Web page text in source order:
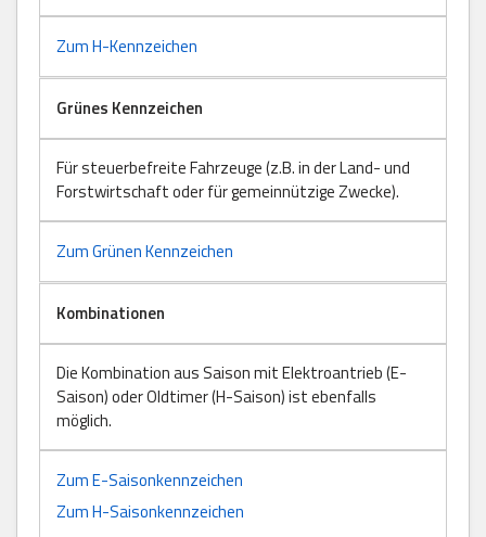
Zum H-Kennzeichen
Grünes Kennzeichen
Für steuerbefreite Fahrzeuge (z.B. in der Land- und
Forstwirtschaft oder für gemeinnützige Zwecke).
Zum Grünen Kennzeichen
Kombinationen
Die Kombination aus Saison mit Elektroantrieb (E-
Saison) oder Oldtimer (H-Saison) ist ebenfalls
möglich.
Zum E-Saisonkennzeichen
Zum H-Saisonkennzeichen